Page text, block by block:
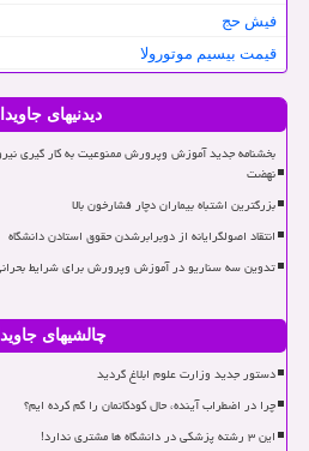
فیش حج
قیمت بیسیم موتورولا
دیدنیهای
بخشنامه جدید آموزش وپرورش ممنوعیت به کار گیری
نهضت
بزرگترین اشتباه بیماران دچار فشارخون بالا
انتقاد اصولگرایانه از دوبرابرشدن حقوق استادن دانشگاه
تدوین سه سناریو در آموزش وپرورش برای شرایط
چالشیهای
دستور جدید وزارت علوم ابلاغ گردید
چرا در اضطراب آینده، حال کودکانمان را گم کرده ایم؟
این ۳ رشته پزشکی در دانشگاه ها مشتری ندارد!